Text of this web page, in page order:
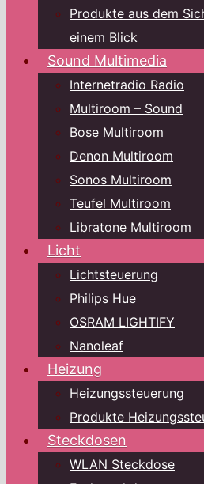
Produkte aus dem
einem Blick
Sound Multimedia
Internetradio Radio
Multiroom – Sound
Bose Multiroom
Denon Multiroom
Sonos Multiroom
Teufel Multiroom
Libratone Multiroom
Licht
Lichtsteuerung
Philips Hue
OSRAM LIGHTIFY
Nanoleaf
Heizung
Heizungssteuerung
Produkte
Steckdosen
WLAN Steckdose